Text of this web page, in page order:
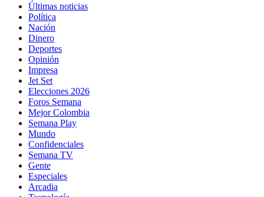
Últimas noticias
Política
Nación
Dinero
Deportes
Opinión
Impresa
Jet Set
Elecciones 2026
Foros Semana
Mejor Colombia
Semana Play
Mundo
Confidenciales
Semana TV
Gente
Especiales
Arcadia